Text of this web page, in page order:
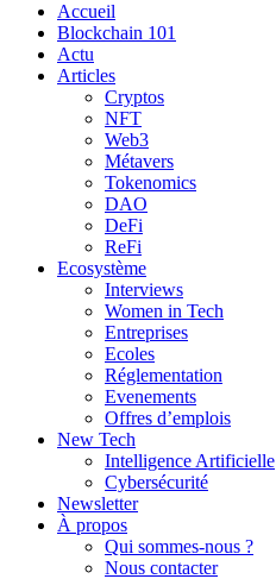
Accueil
Blockchain 101
Actu
Articles
Cryptos
NFT
Web3
Métavers
Tokenomics
DAO
DeFi
ReFi
Ecosystème
Interviews
Women in Tech
Entreprises
Ecoles
Réglementation
Evenements
Offres d’emplois
New Tech
Intelligence Artificielle
Cybersécurité
Newsletter
À propos
Qui sommes-nous ?
Nous contacter